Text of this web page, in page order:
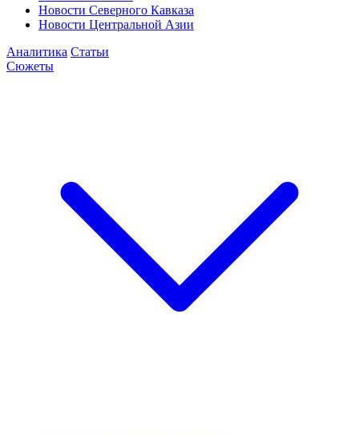
Новости Северного Кавказа
Новости Центральной Азии
Аналитика Статьи
Сюжеты